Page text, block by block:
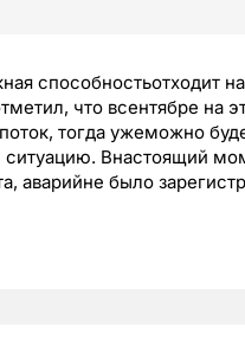
способностьотходит
что всентябре на
тогда ужеможно
ситуацию. Внастоящий
аварийне было